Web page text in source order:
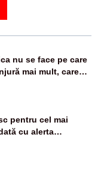
nu se face pe care
mai mult, care
pentru cel mai
cu alerta